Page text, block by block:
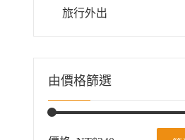
旅行外出
由價格篩選